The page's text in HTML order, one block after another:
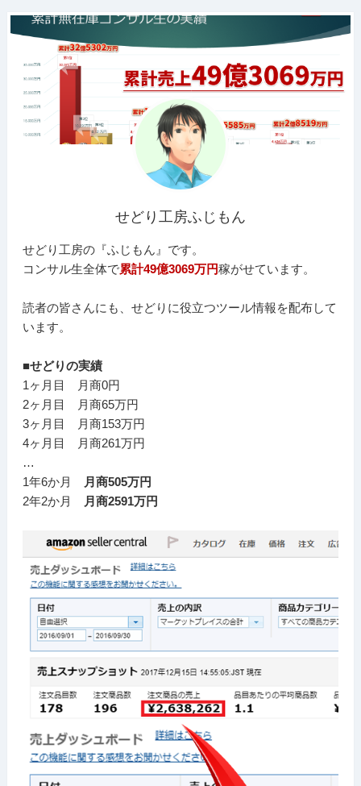
せどり工房ふじもん
せどり工房の『ふじもん』です。
コンサル生全体で累計49億3069万円稼がせています。
読者の皆さんにも、せどりに役立つツール情報を配布して
います。
■せどりの実績
1ヶ月目 月商0円
2ヶ月目 月商65万円
3ヶ月目 月商153万円
4ヶ月目 月商261万円
…
1年6か月
月商505万円
2年2か月
月商2591万円